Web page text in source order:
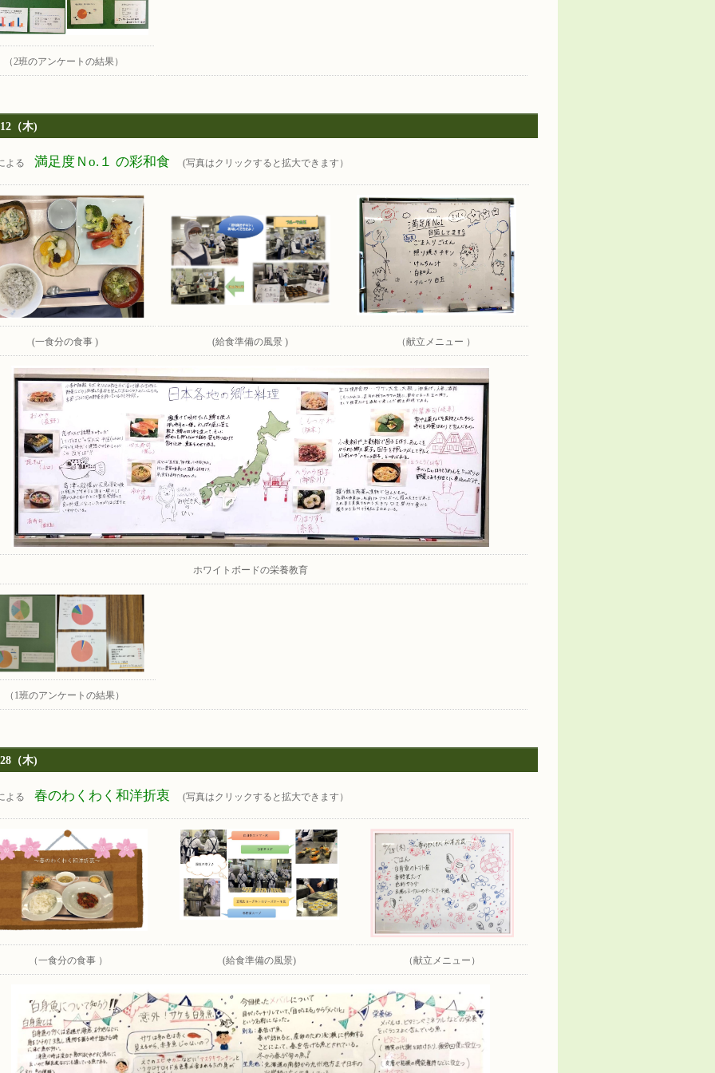
（2班のアンケートの結果）
（木)
よる 満足度Ｎo.１ の彩和食 (写真はクリックすると拡大できます）
(一食分の食事 ) (給食準備の風景 ) （献立メニュー ）
ホワイトボードの栄養教育
（1班のアンケートの結果）
（木)
よる 春のわくわく和洋折衷 (写真はクリックすると拡大できます）
（一食分の食事 ） (給食準備の風景) （献立メニュー）